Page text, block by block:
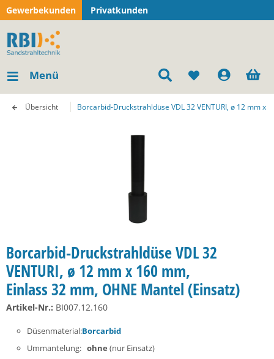
Gewerbekunden Privatkunden
Menü
Übersicht Borcarbid-Druckstrahldüse VDL 32 VENTURI, ø 12 mm x
Borcarbid-Druckstrahldüse VDL 32
VENTURI, ø 12 mm x 160 mm,
Einlass 32 mm, OHNE Mantel (Einsatz)
Artikel-Nr.: BI007.12.160
Düsenmaterial:Borcarbid
Ummantelung: ohne (nur Einsatz)